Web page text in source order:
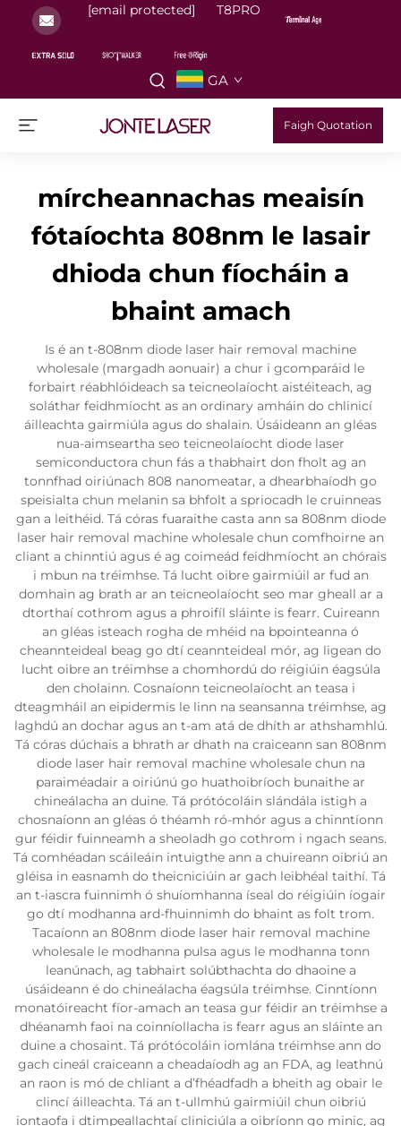
[email protected] T8PRO
GA
Faigh Quotation
mírcheannachas meaisín
fótaíochta 808nm le lasair
dhioda chun fíocháin a
bhaint amach
Is é an t-808nm diode laser hair removal machine
wholesale (margadh aonuair) a chur i gcomparáid le
forbairt réabhlóideach sa teicneolaíocht aistéiteach, ag
soláthar feidhmíocht as an ordinary amháin do chlinicí
áilleachta gairmiúla agus do shalain. Úsáideann an gléas
nua-aimseartha seo teicneolaíocht diode laser
semiconductora chun fás a thabhairt don fholt ag an
tonnfhad oiriúnach 808 nanomeatar, a dhearbhaíodh go
speisialta chun melanin sa bhfolt a spriocadh le cruinneas
gan a leithéid. Tá córas fuaraithe casta ann sa 808nm diode
laser hair removal machine wholesale chun comfhoirne an
cliant a chinntiú agus é ag coimeád feidhmíocht an chórais
i mbun na tréimhse. Tá lucht oibre gairmiúil ar fud an
domhain ag brath ar an teicneolaíocht seo mar gheall ar a
dtorthaí cothrom agus a phroifíl sláinte is fearr. Cuireann
an gléas isteach rogha de mhéid na bpointeanna ó
cheannteideal beag go dtí ceannteideal mór, ag ligean do
lucht oibre an tréimhse a chomhordú do réigiúin éagsúla
den cholainn. Cosnaíonn teicneolaíocht an teasa i
dteagmháil an eipidermis le linn na seansanna tréimhse, ag
laghdú an dochar agus an t-am atá de dhíth ar athshamhlú.
Tá córas dúchais a bhrath ar dhath na craiceann san 808nm
diode laser hair removal machine wholesale chun na
paraiméadair a oiriúnú go huathoibríoch bunaithe ar
chineálacha an duine. Tá prótócoláin slándála istigh a
chosnaíonn an gléas ó théamh ró-mhór agus a chinntíonn
gur féidir fuinneamh a sheoladh go cothrom i ngach seans.
Tá comhéadan scáileáin intuigthe ann a chuireann oibriú an
gléisa in easnamh do theicniciúin ar gach leibhéal taithí. Tá
an t-iascra fuinnimh ó shuíomhanna íseal do réigiúin íogair
go dtí modhanna ard-fhuinnimh do bhaint as folt trom.
Tacaíonn an 808nm diode laser hair removal machine
wholesale le modhanna pulsa agus le modhanna tonn
leanúnach, ag tabhairt solúbthachta do dhaoine a
úsáideann é do chineálacha éagsúla tréimhse. Cinntíonn
monatóireacht fíor-amach an teasa gur féidir an tréimhse a
dhéanamh faoi na coinníollacha is fearr agus an sláinte an
duine a chosaint. Tá prótócoláin iomlána tréimhse ann do
gach cineál craiceann a cheadaíodh ag an FDA, ag leathnú
an raon is mó de chliant a d’fhéadfadh a bheith ag obair le
clincí áilleachta. Tá an t-ullmhú gairmiúil chun oibriú
iontaofa i dtimpeallachtaí cliniciúla a oibríonn go minic, ag